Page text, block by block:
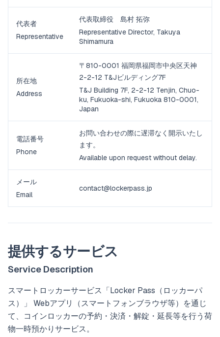
代表者
Representative
代表取締役 島村 拓弥
Representative Director, Takuya
Shimamura
所在地
Address
〒810-0001 福岡県福岡市中央区天神
2-2-12 T&Jビルディング7F
T&J Building 7F, 2-2-12 Tenjin, Chuo-
ku, Fukuoka-shi, Fukuoka 810-0001,
Japan
電話番号
Phone
お問い合わせの際に遅滞なく開示いたし
ます。
Available upon request without delay.
メール
Email
contact@lockerpass.jp
提供するサービス
Service Description
スマートロッカーサービス「Locker Pass（ロッカーパ
ス）」 Webアプリ（スマートフォンブラウザ等）を通じ
て、コインロッカーの予約・決済・解錠・延長等を行う荷
物一時預かりサービス。